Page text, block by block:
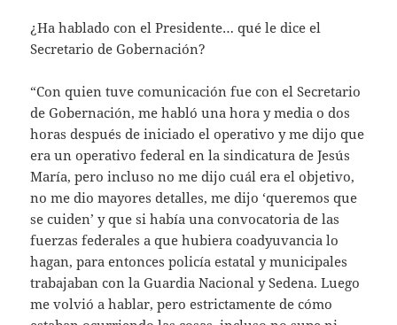
¿Ha hablado con el Presidente… qué le dice el
Secretario de Gobernación?
“Con quien tuve comunicación fue con el Secretario
de Gobernación, me habló una hora y media o dos
horas después de iniciado el operativo y me dijo que
era un operativo federal en la sindicatura de Jesús
María, pero incluso no me dijo cuál era el objetivo,
no me dio mayores detalles, me dijo ‘queremos que
se cuiden’ y que si había una convocatoria de las
fuerzas federales a que hubiera coadyuvancia lo
hagan, para entonces policía estatal y municipales
trabajaban con la Guardia Nacional y Sedena. Luego
me volvió a hablar, pero estrictamente de cómo